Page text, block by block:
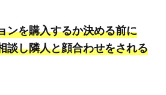
ンを購入するか決める前に
談し隣人と顔合わせをされる